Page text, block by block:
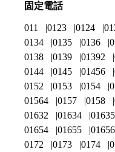
固定電話
011 0123 0124
0134
0135 0136
0138
0139 01392
0144
0145 01456
0152
0153 0154
01564
0157 0158
01632
01634 01635
01654
01655 01656
0172
0173 0174